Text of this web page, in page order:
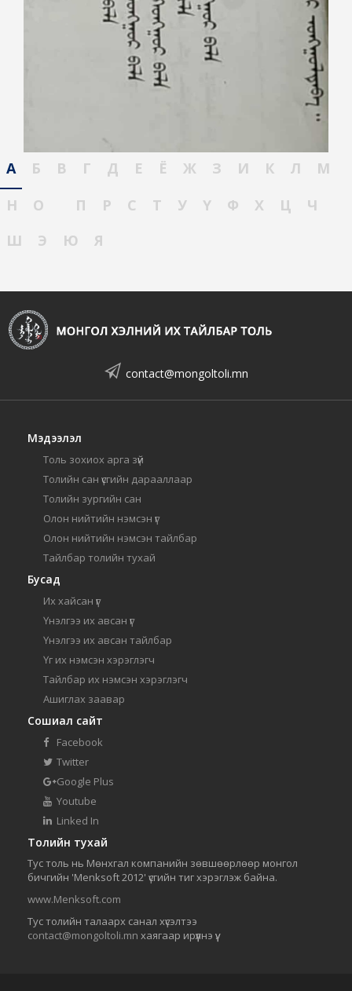
А Б В Г Д Е Ё Ж З И К Л
М
Н
О П Р С Т У Ү Ф Х Ц
Ч
Ш
Э Ю Я
contact@mongoltoli.mn
Мэдээлэл
Толь зохиох арга зүй
Толийн сан үсгийн дарааллаар
Толийн зургийн сан
Олон нийтийн нэмсэн үг
Олон нийтийн нэмсэн тайлбар
Тайлбар толийн тухай
Бусад
Их хайсан үг
Үнэлгээ их авсан үг
Үнэлгээ их авсан тайлбар
Үг их нэмсэн хэрэглэгч
Тайлбар их нэмсэн хэрэглэгч
Ашиглах заавар
Сошиал сайт
Facebook
Twitter
Google Plus
Youtube
Linked In
Толийн тухай
Тус толь нь Мөнхгал компанийн зөвшөөрлөөр монгол
бичгийн 'Menksoft 2012' үсгийн тиг хэрэглэж байна.
www.Menksoft.com
Тус толийн талаарх санал хүсэлтээ
contact@mongoltoli.mn хаягаар ирүүлнэ үү.